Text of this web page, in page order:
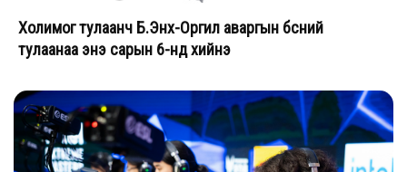
Холимог тулаанч Б.Энх-Оргил аваргын бүсний
тулаанаа энэ сарын 6-нд хийнэ